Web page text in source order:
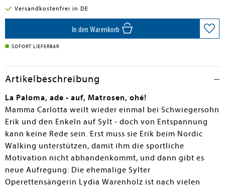
Versandkostenfrei in DE
In den Warenkorb
SOFORT LIEFERBAR
Artikelbeschreibung
La Paloma, ade - auf, Matrosen, ohé!
Mamma Carlotta weilt wieder einmal bei Schwiegersohn
Erik und den Enkeln auf Sylt - doch von Entspannung
kann keine Rede sein. Erst muss sie Erik beim Nordic
Walking unterstützen, damit ihm die sportliche
Motivation nicht abhandenkommt, und dann gibt es
neue Aufregung: Die ehemalige Sylter
Operettensängerin Lydia Warenholz ist nach vielen